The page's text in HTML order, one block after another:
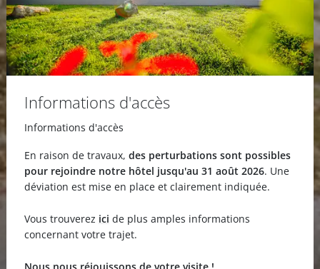
Informations d'accès
Informations d'accès
En raison de travaux, des perturbations sont possibles
pour rejoindre notre hôtel jusqu'au 31 août 2026. Une
déviation est mise en place et clairement indiquée.
Vous trouverez ici de plus amples informations
concernant votre trajet.